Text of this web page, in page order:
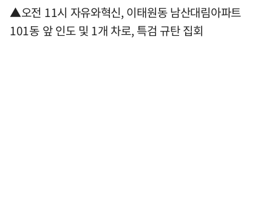
▲오전 11시 자유와혁신, 이태원동 남산대림아파트
101동 앞 인도 및 1개 차로, 특검 규탄 집회